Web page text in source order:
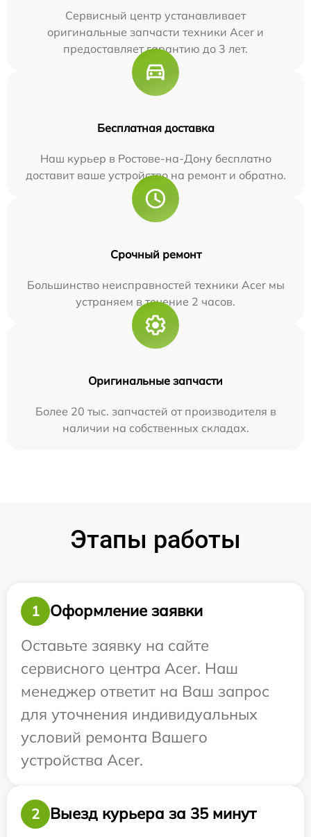
Сервисный центр устанавливает
оригинальные запчасти техники Acer и
предоставляет гарантию до 3 лет.
Бесплатная доставка
Наш курьер в Ростове-на-Дону бесплатно
доставит ваше устройство на ремонт и обратно.
Срочный ремонт
Большинство неисправностей техники Acer мы
устраняем в течение 2 часов.
Оригинальные запчасти
Более 20 тыс. запчастей от производителя в
наличии на собственных складах.
Этапы работы
1
Оформление заявки
Оставьте заявку на сайте
сервисного центра Acer. Наш
менеджер ответит на Ваш запрос
для уточнения индивидуальных
условий ремонта Вашего
устройства Acer.
2
Выезд курьера за 35 минут